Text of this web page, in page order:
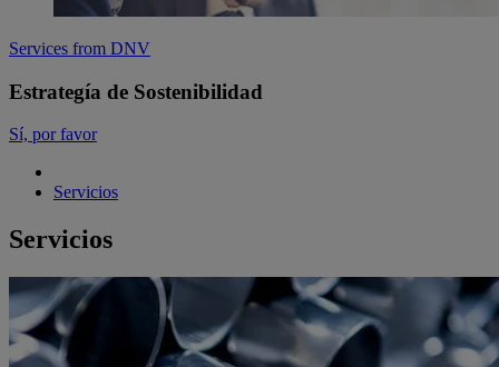
Services from DNV
Estrategía de Sostenibilidad
Sí, por favor
Servicios
Servicios